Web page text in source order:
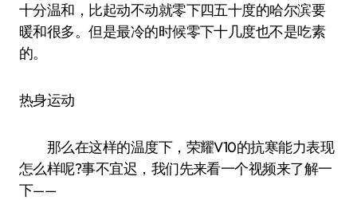
十分温和，比起动不动就零下四五十度的哈尔滨要
暖和很多。但是最冷的时候零下十几度也不是吃素
的。
热身运动
那么在这样的温度下，荣耀V10的抗寒能力表现
怎么样呢?事不宜迟，我们先来看一个视频来了解一
下——